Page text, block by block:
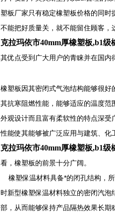
塑板厂家只有稳定橡塑板价格的同时
不能把好质量关，就不能留住顾客，
克拉玛依市40mm厚橡塑板,b1级
其优点受到广大用户的青睐并在国内
橡塑板因其密闭式气泡结构能够很好
其抗寒阻燃性能，能够适应的温度
外观设计而且富有柔软性的特点深
性能使其能够被广泛应用与建筑、化
克拉玛依市40mm厚橡塑板,b1级
看，橡塑板的前景十分广阔。
橡塑保温材料具备*的闭孔结构，
时新型橡塑保温材料独立的密闭汽
部，从而能够保持产品隔热效果长